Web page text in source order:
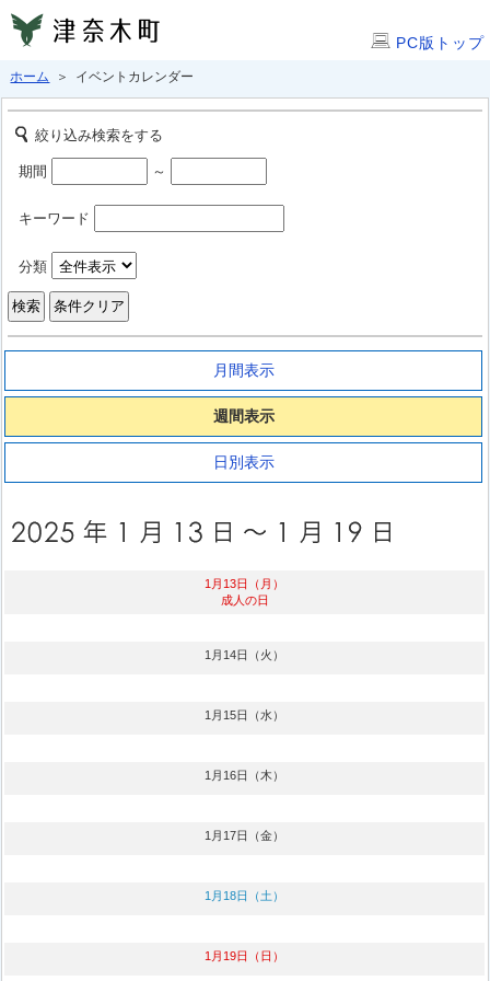
PC版トップ
ホーム ＞ イベントカレンダー
絞り込み検索をする
期間 ～
キーワード
分類
月間表示
週間表示
日別表示
1月13日（月）
成人の日
1月14日（火）
1月15日（水）
1月16日（木）
1月17日（金）
1月18日（土）
1月19日（日）